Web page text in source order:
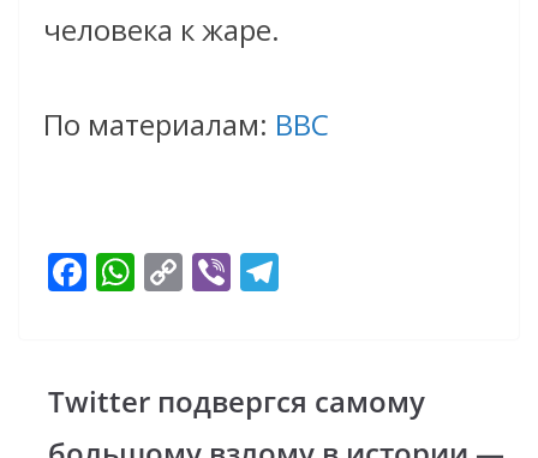
человека к жаре.
По материалам: BBC
F
b
o
W
s
A
C
y
Li
Vi
gr
a
Twitter подвергся самому